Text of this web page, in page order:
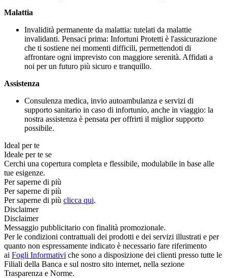
Malattia
Invalidità permanente da malattia: tutelati da malattie
invalidanti. Pensaci prima: Infortuni Protetti è l'assicurazione
che ti sostiene nei momenti difficili, permettendoti di
affrontare ogni imprevisto con maggiore serenità. Affidati a
noi per un futuro più sicuro e tranquillo.
Assistenza
Consulenza medica, invio autoambulanza e servizi di
supporto sanitario in caso di infortunio, anche in viaggio: la
nostra assistenza è pensata per offrirti il miglior supporto
possibile.
Ideal per te
Ideale per te se
Cerchi una copertura completa e flessibile, modulabile in base alle
tue esigenze.
Per saperne di più
Per saperne di più
Per saperne di più clicca qui.
Disclaimer
Disclaimer
Messaggio pubblicitario con finalità promozionale.
Per le condizioni contrattuali dei prodotti e dei servizi illustrati e per
quanto non espressamente indicato è necessario fare riferimento
ai Fogli Informativi che sono a disposizione dei clienti presso tutte le
Filiali della Banca e sul nostro sito internet, nella sezione
Trasparenza e Norme.